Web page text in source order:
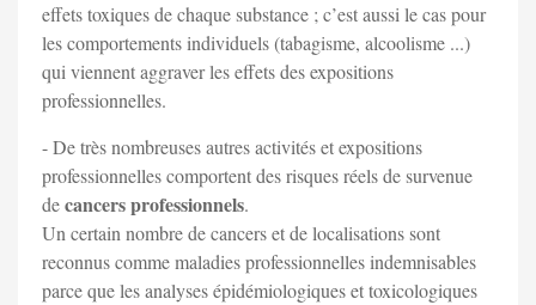
effets toxiques de chaque substance ; c’est aussi le cas pour
les comportements individuels (tabagisme, alcoolisme ...)
qui viennent aggraver les effets des expositions
professionnelles.
- De très nombreuses autres activités et expositions
professionnelles comportent des risques réels de survenue
decancers professionnels.
Un certain nombre de cancers et de localisations sont
reconnus comme maladies professionnelles indemnisables
parce que les analyses épidémiologiques et toxicologiques